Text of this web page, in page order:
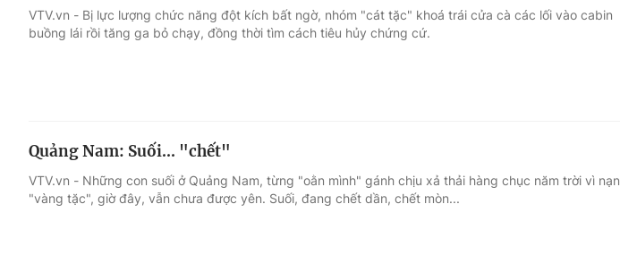
VTV.vn - Bị lực lượng chức năng đột kích bất ngờ, nhóm "cát tặc" khoá trái cửa cà các lối vào cabin
buồng lái rồi tăng ga bỏ chạy, đồng thời tìm cách tiêu hủy chứng cứ.
Quảng Nam: Suối... "chết"
VTV.vn - Những con suối ở Quảng Nam, từng "oằn mình" gánh chịu xả thải hàng chục năm trời vì nạn
"vàng tặc", giờ đây, vẫn chưa được yên. Suối, đang chết dần, chết mòn...